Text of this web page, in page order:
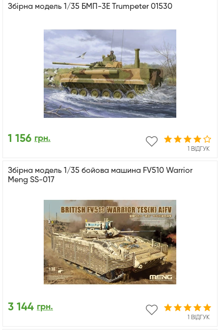
Збірна модель 1/35 БМП-3Е Trumpeter 01530
1 ВІДГУК
1 156 грн.
Збірна модель 1/35 бойова машина FV510 Warrior
Meng SS-017
1 ВІДГУК
3 144 грн.